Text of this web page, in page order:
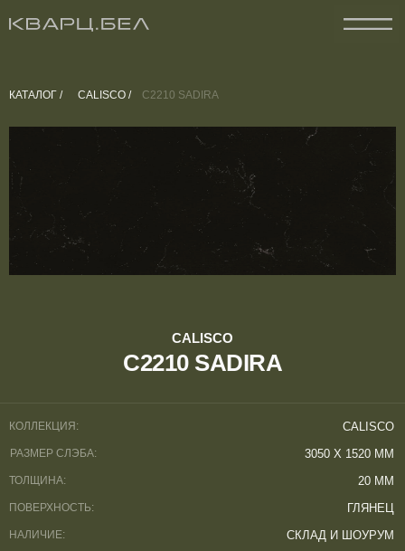
C2210 SADIRA
CALISCO
КОЛЛЕКЦИЯ:
CALISCO
3050 Х 1520 ММ
РАЗМЕР СЛЭБА:
ТОЛЩИНА:
20 ММ
ГЛЯНЕЦ
ПОВЕРХНОСТЬ:
НАЛИЧИЕ:
СКЛАД И ШОУРУМ
КАТАЛОГ / CALISCO / C2210 SADIRA